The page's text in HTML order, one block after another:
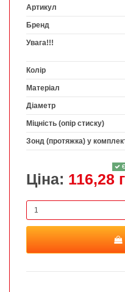
Артикул
Бренд
Увага!!!
Колір
Матеріал
Діаметр
Міцність (опір стиску)
Зонд (протяжка) у
Є
Ціна: 116,28